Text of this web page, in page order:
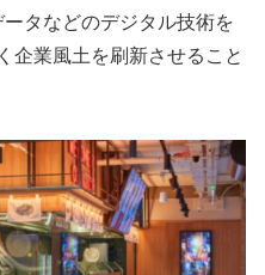
タなどのデジタル技術を
企業風土を刷新させること